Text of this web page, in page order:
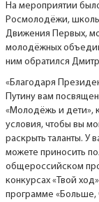
На мероприятии
Росмолодёжи,
Движения Первых,
молодёжных
ним обратился
«Благодаря
Путину вам
«Молодёжь и дети»,
условия, чтобы вы
раскрыть таланты. У
можете приносить
общероссийском
конкурсах «Твой
программе «Больше,